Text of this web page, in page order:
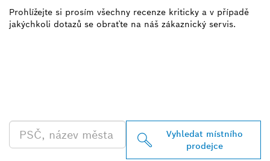
Prohlížejte si prosím všechny recenze kriticky a v případě
jakýchkoli dotazů se obraťte na náš zákaznický servis.
Vyhledat místního
prodejce